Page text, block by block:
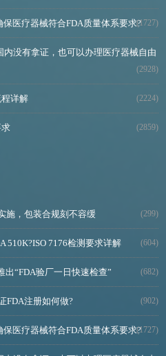
医疗器械符合FDA质量体系要求?(1727)
没有拿证，也可以办理医疗器械自由
(2928)
详解 (2224)
(2859)
施，包装合规刻不容缓 (299)
510K?ISO 7176检测要求详解 (604)
出“FDA验厂一日快速检查” (682)
FDA注册如何做? (902)
医疗器械符合FDA质量体系要求?(1727)